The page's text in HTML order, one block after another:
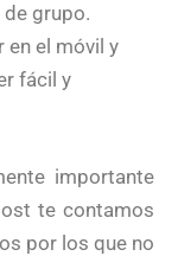
grupo.
en el móvil y
fácil y
importante
te contamos
por los que no